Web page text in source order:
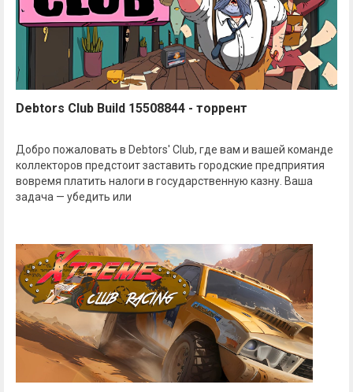
Debtors Club Build 15508844 - торрент
Добро пожаловать в Debtors' Club, где вам и вашей команде
коллекторов предстоит заставить городские предприятия
вовремя платить налоги в государственную казну. Ваша
задача — убедить или